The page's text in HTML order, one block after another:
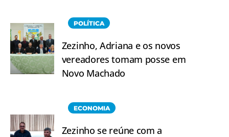
POLÍTICA
Zezinho, Adriana e os novos
vereadores tomam posse em
Novo Machado
ECONOMIA
Zezinho se reúne com a